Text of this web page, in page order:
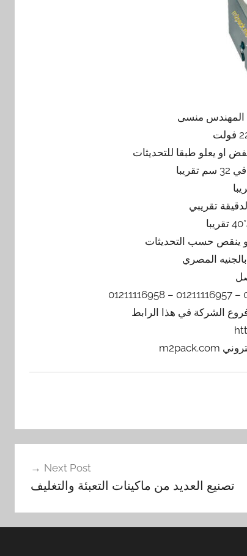
الشركة في هذا الرابط
Next Post
تصنيع العديد من ماكينات التعبئة والتغليف